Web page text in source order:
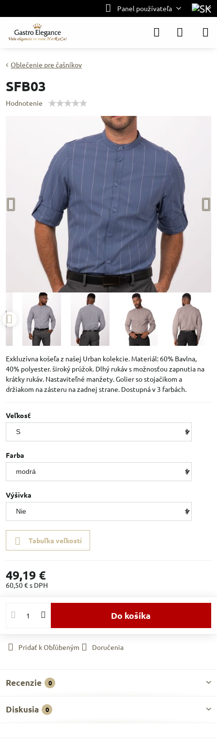
Panel používateľa
Oblečenie pre čašníkov
SFB03
Hodnotenie
Exkluzívna košeľa z našej Urban kolekcie. Materiál: 60% Bavlna,
40% polyester. široký prúžok. Dlhý rukáv s možnosťou zapnutia na
krátky rukáv. Nastaviteľné manžety. Golier so stojačikom a
držiakom na zásteru na zadnej strane. Dostupná v 3 farbách.
Veľkosť
Farba
Výšivka
Tabuľka veľkostí
49,19 €
60,50 €s DPH
Do košíka
Pridať k Obľúbeným Doručenia
Recenzie 0
Diskusia 0